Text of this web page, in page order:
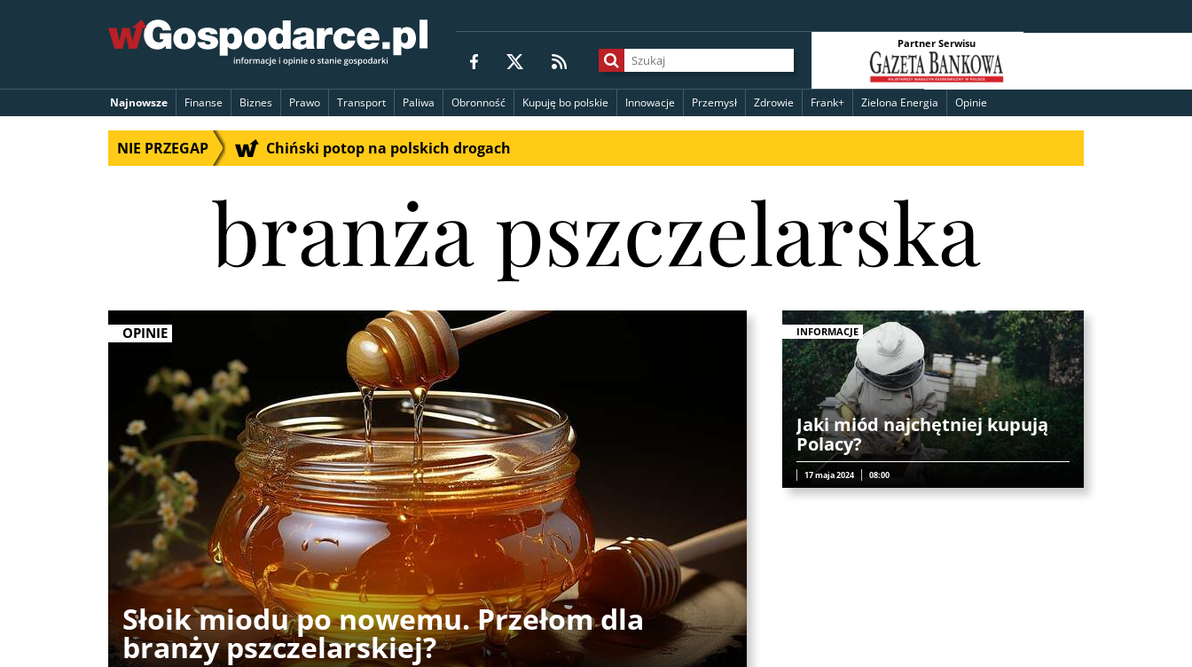
Partner Serwisu
Najnowsze Finanse Biznes Prawo Transport Paliwa Obronność Kupuję bo polskie Innowacje Przemysł Zdrowie Frank+ Zielona Energia Opinie
NIE PRZEGAP Chiński potop na polskich drogach
branża pszczelarska
OPINIE
Słoik miodu po nowemu. Przełom dla
branży pszczelarskiej?
INFORMACJE
Jaki miód najchętniej kupują
Polacy?
17 maja 2024 08:00